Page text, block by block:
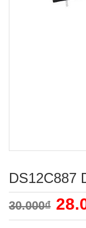
DS12C887
30.000₫